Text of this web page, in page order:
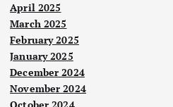
April 2025
March 2025
February 2025
January 2025
December 2024
November 2024